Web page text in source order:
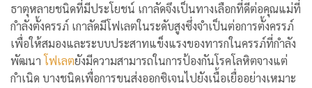
ธาตุหลายชนิดที่มีประโยชน์ เกาลัดจึงเป็นทางเลือกที่ดีต่อคุณแม่ที่
กำลังตั้งครรภ์ เกาลัดมีโฟเลตในระดับสูงซึ่งจำเป็นต่อการตั้งครรภ์
เพื่อให้สมองและระบบประสาทแข็งแรงของทารกในครรภ์ที่กำลัง
พัฒนาโฟเลตยังมีความสามารถในการป้องกันโรคโลหิตจางแต่
กำเนิด บางชนิดเพื่อการขนส่งออกซิเจนไปยังเนื้อเยื่ออย่างเหมาะ